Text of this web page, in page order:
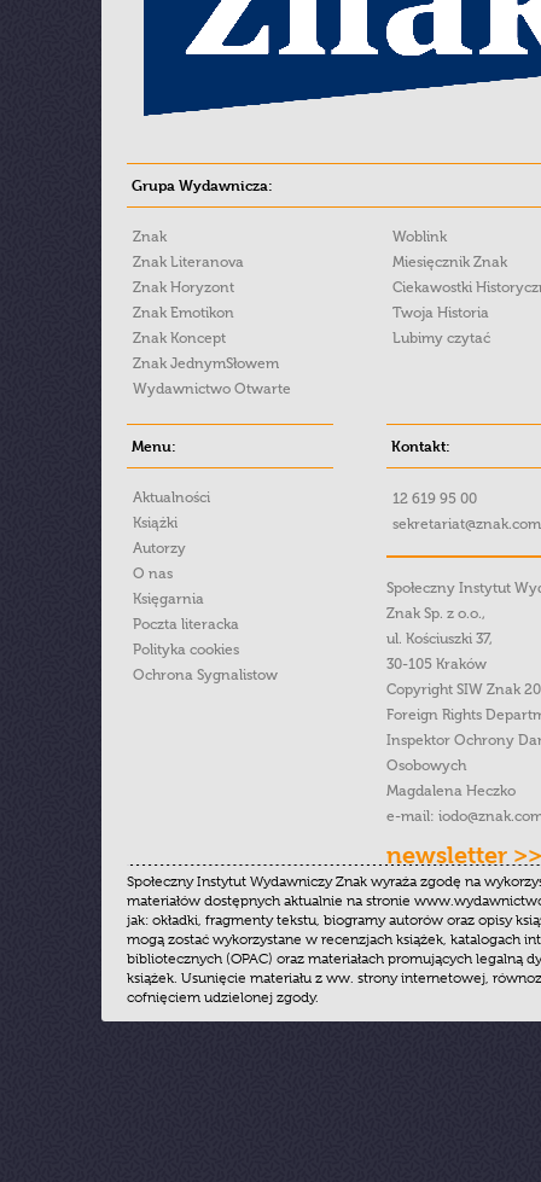
Grupa Wydawnicza:
Znak
Znak Literanova
Znak Horyzont
Znak Emotikon
Znak Koncept
Znak JednymSłowem
Wydawnictwo Otwarte
Woblink
Miesięcznik Znak
Ciekawostki
Twoja Historia
Lubimy czytać
Menu:
Aktualności
Książki
Autorzy
O nas
Księgarnia
Poczta literacka
Polityka cookies
Ochrona Sygnalistow
Kontakt:
12 619 95 00
Społeczny Instytut
Znak Sp. z o.o.,
ul. Kościuszki 37,
30-105 Kraków
Copyright SIW Znak
Foreign Rights
Inspektor Ochrony
Osobowych
Magdalena Heczko
e-mail:
newsletter >>
Społeczny Instytut Wydawniczy Znak wyraża zgodę na
materiałów dostępnych aktualnie na stronie
jak: okładki, fragmenty tekstu, biogramy autorów oraz opisy
mogą zostać wykorzystane w recenzjach książek, katalogach
bibliotecznych (OPAC) oraz materiałach promujących legalną
książek. Usunięcie materiału z ww. strony internetowej,
cofnięciem udzielonej zgody.